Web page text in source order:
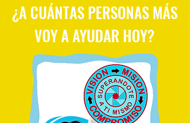
¿A CUÁNTAS PERSONAS MÁS
VOY A AYUDAR HOY?